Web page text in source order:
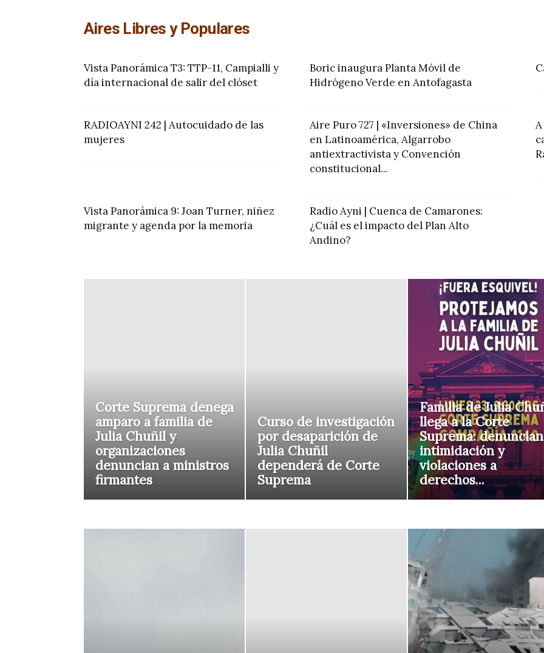
Aires Libres y Populares
Vista Panorámica T3: TTP-11, Campialli y
día internacional de salir del clóset
Boric inaugura Planta Móvil de
Hidrógeno Verde en Antofagasta
RADIOAYNI 242 | Autocuidado de las
mujeres
Aire Puro 727 | «Inversiones» de China
en Latinoamérica, Algarrobo
antiextractivista y Convención
constitucional...
Vista Panorámica 9: Joan Turner, niñez
migrante y agenda por la memoria
Radio Ayni | Cuenca de Camarones:
¿Cuál es el impacto del Plan Alto
Andino?
Corte Suprema denega
amparo a familia de
Julia Chuñil y
organizaciones
denuncian a ministros
firmantes
Curso de investigación
por desaparición de
Julia Chuñil
dependerá de Corte
Suprema
Familia de Julia
llega a la Corte
Suprema: denuncian
intimidación y
violaciones a
derechos...